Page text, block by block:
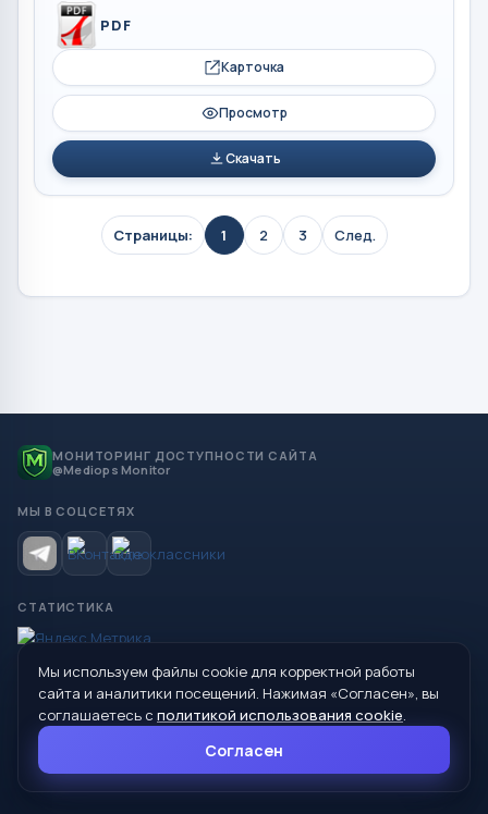
PDF
Карточка
Просмотр
Скачать
Страницы: 1 2 3 След.
МОНИТОРИНГ ДОСТУПНОСТИ САЙТА
@Mediops Monitor
МЫ В СОЦСЕТЯХ
СТАТИСТИКА
© 2026 Управление образования Администрации МО
Сухой Лог
624800, Свердловская область, г. Сухой Лог, ул. Кирова, дом 7
8 (34373) 4-33-85
Мы используем файлы cookie для корректной работы
сайта и аналитики посещений. Нажимая «Согласен», вы
соглашаетесь с политикой использования cookie.
Согласен